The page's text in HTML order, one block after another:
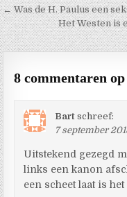
← Was de H. Paulus een
Het Westen is
8 commentaren
Bart schreef:
7 september
Uitstekend gezegd
links een kanon
een scheet laat is